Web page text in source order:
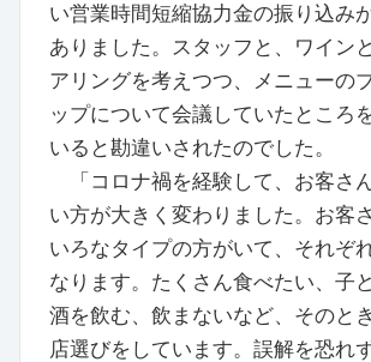
い営業時間短縮協力金の振り込み
ありました。スタッフと、ワイン
アリングを考えつつ、メニューの
ップについて会議していたところ
いると勘違いされたのでした。
「コロナ禍を経験して、お客さ
い方が大きく変わりました。お客
いろなタイプの方がいて、それぞ
なります。たくさん食べたい、子
酒を飲む、飲まないなど、そのと
店選びをしています。誤解を恐れ